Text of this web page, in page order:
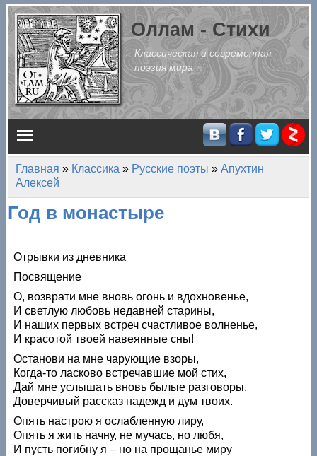
Перейти к основному содержанию
Оллам - Стихи
Классическая и современная
поэзия мира
Главное меню
Вы здесь
Главная » Классика » Русские поэты » Апухтин
Алексей
Год в монастыре
Отрывки из дневника
Посвящение
О, возврати мне вновь огонь и вдохновенье,
И светлую любовь недавней старины,
И наших первых встреч счастливое волненье,
И красотой твоей навеянные сны!
Останови на мне чарующие взоры,
Когда-то ласково встречавшие мой стих,
Дай мне услышать вновь былые разговоры,
Доверчивый рассказ надежд и дум твоих.
Опять настрою я ослабленную лиру,
Опять я жить начну, не мучась, но любя,
И пусть погибну я – но на прощанье миру